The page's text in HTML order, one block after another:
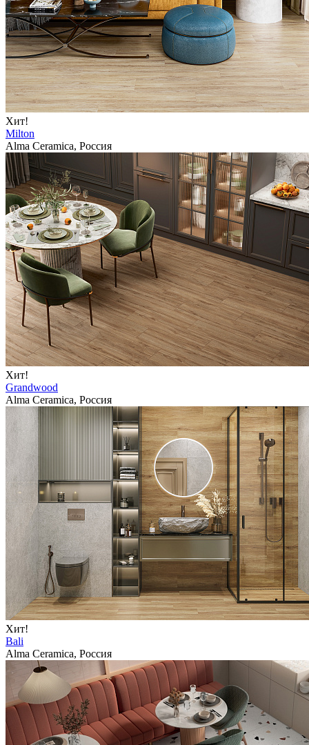
Хит!
Milton
Alma Ceramica, Россия
Хит!
Grandwood
Alma Ceramica, Россия
Хит!
Bali
Alma Ceramica, Россия